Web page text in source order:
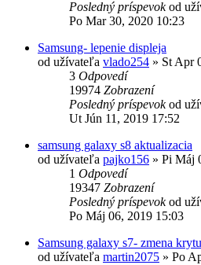
Posledný príspevokod
Po Mar 30, 2020 10:23
Samsung- lepenie displeja
od užívateľa vlado254 » St Apr
3 Odpovedí
19974 Zobrazení
Posledný príspevokod
Ut Jún 11, 2019 17:52
samsung galaxy s8 aktualizacia
od užívateľa pajko156 » Pi Máj
1 Odpovedí
19347 Zobrazení
Posledný príspevokod
Po Máj 06, 2019 15:03
Samsung galaxy s7- zmena krytu
od užívateľa martin2075 » Po